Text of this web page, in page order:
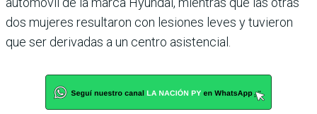
dos mujeres resultaron con lesiones leves y tuvieron
que ser derivadas a un centro asistencial.